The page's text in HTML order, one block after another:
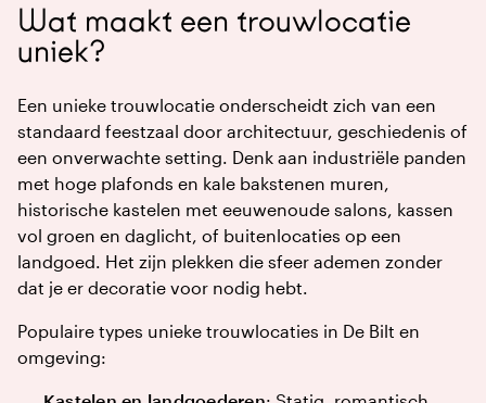
Wat maakt een trouwlocatie
uniek?
Een unieke trouwlocatie onderscheidt zich van een
standaard feestzaal door architectuur, geschiedenis of
een onverwachte setting. Denk aan industriële panden
met hoge plafonds en kale bakstenen muren,
historische kastelen met eeuwenoude salons, kassen
vol groen en daglicht, of buitenlocaties op een
landgoed. Het zijn plekken die sfeer ademen zonder
dat je er decoratie voor nodig hebt.
Populaire types unieke trouwlocaties in De Bilt en
omgeving: